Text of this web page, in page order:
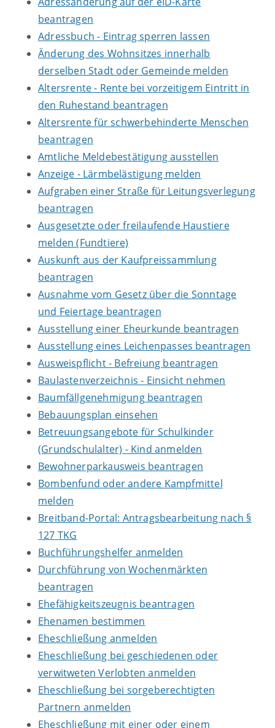
beantragen
Adressbuch - Eintrag sperren lassen
Änderung des Wohnsitzes innerhalb
derselben Stadt oder Gemeinde melden
Altersrente - Rente bei vorzeitigem Eintritt in
den Ruhestand beantragen
Altersrente für schwerbehinderte Menschen
beantragen
Amtliche Meldebestätigung ausstellen
Anzeige - Lärmbelästigung melden
Aufgraben einer Straße für Leitungsverlegung
beantragen
Ausgesetzte oder freilaufende Haustiere
melden (Fundtiere)
Auskunft aus der Kaufpreissammlung
beantragen
Ausnahme vom Gesetz über die Sonntage
und Feiertage beantragen
Ausstellung einer Eheurkunde beantragen
Ausstellung eines Leichenpasses beantragen
Ausweispflicht - Befreiung beantragen
Baulastenverzeichnis - Einsicht nehmen
Baumfällgenehmigung beantragen
Bebauungsplan einsehen
Betreuungsangebote für Schulkinder
(Grundschulalter) - Kind anmelden
Bewohnerparkausweis beantragen
Bombenfund oder andere Kampfmittel
melden
Breitband-Portal: Antragsbearbeitung nach §
127 TKG
Buchführungshelfer anmelden
Durchführung von Wochenmärkten
beantragen
Ehefähigkeitszeugnis beantragen
Ehenamen bestimmen
Eheschließung anmelden
Eheschließung bei geschiedenen oder
verwitweten Verlobten anmelden
Eheschließung bei sorgeberechtigten
Partnern anmelden
Eheschließung mit einer oder einem